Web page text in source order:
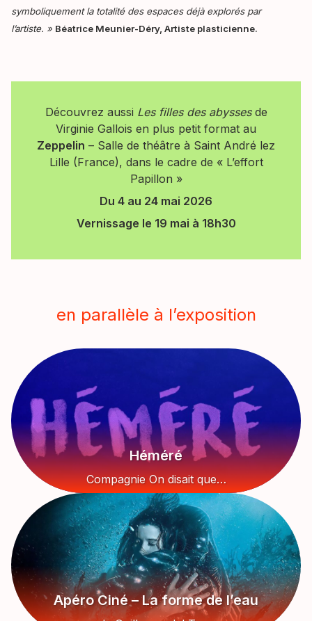
symboliquement la totalité des espaces déjà explorés par
l’artiste. » Béatrice Meunier-Déry, Artiste plasticienne.
Découvrez aussi Les filles des abyssesde
Virginie Gallois en plus petit format au
Zeppelin – Salle de théâtre à Saint André lez
Lille (France), dans le cadre de « L’effort
Papillon »
Du 4 au 24 mai 2026
Vernissage le 19 mai à 18h30
en parallèle à l’exposition
Héméré
Compagnie On disait que…
Apéro Ciné – La forme de l’eau